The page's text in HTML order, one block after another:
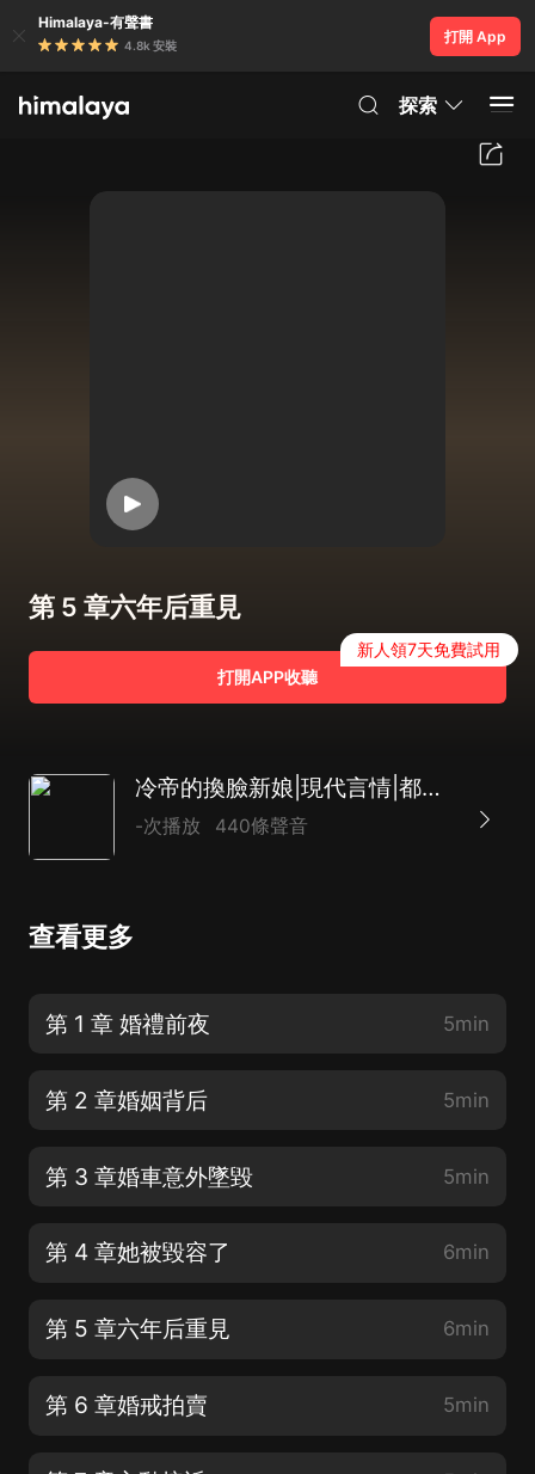
Himalaya-有聲書
4.8k 安裝
打開 App
探索
第 5 章六年后重見
打開APP收聽
新人領7天免費試用
冷帝的換臉新娘|現代言情|都市|重生|AI多播
-次播放 440條聲音
查看更多
第 1 章 婚禮前夜 5min
第 2 章婚姻背后 5min
第 3 章婚車意外墜毀 5min
第 4 章她被毀容了 6min
第 5 章六年后重見 6min
第 6 章婚戒拍賣 5min